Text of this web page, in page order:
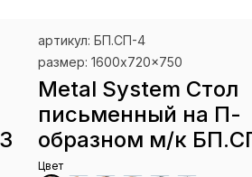
артикул: БП.СП-4
размер: 1600x720x750
Metal System Стол
письменный на П-
образном м/к
Цвет